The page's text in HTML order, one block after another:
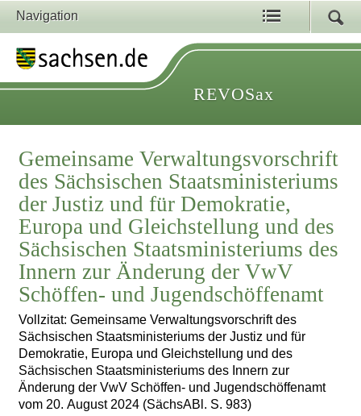
Navigation
REVOSax
Gemeinsame Verwaltungsvorschrift
des Sächsischen Staatsministeriums
der Justiz und für Demokratie,
Europa und Gleichstellung und des
Sächsischen Staatsministeriums des
Innern zur Änderung der VwV
Schöffen- und Jugendschöffenamt
Vollzitat: Gemeinsame Verwaltungsvorschrift des
Sächsischen Staatsministeriums der Justiz und für
Demokratie, Europa und Gleichstellung und des
Sächsischen Staatsministeriums des Innern zur
Änderung der VwV Schöffen- und Jugendschöffenamt
vom 20. August 2024 (SächsABl. S. 983)